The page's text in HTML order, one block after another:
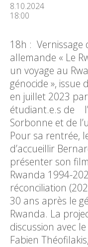
8.10.2024
18:00
18h : Vernissage
allemande « Le
un voyage au
génocide », issue
en juillet 2023
étudiant.e.s de
Sorbonne et de
Pour sa rentrée,
d’accueillir
présenter son
Rwanda 1994-
réconciliation
30 ans après le
Rwanda. La
discussion avec
Fabien